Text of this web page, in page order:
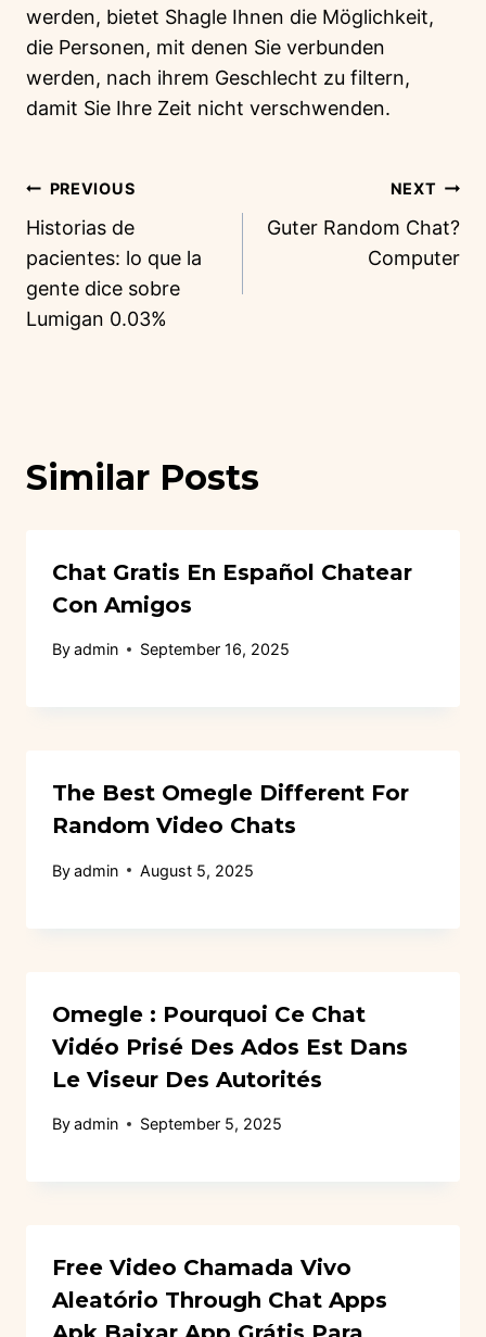
werden, bietet Shagle Ihnen die Möglichkeit,
die Personen, mit denen Sie verbunden
werden, nach ihrem Geschlecht zu filtern,
damit Sie Ihre Zeit nicht verschwenden.
PREVIOUS
Historias de
pacientes: lo que la
gente dice sobre
Lumigan 0.03%
NEXT
Guter Random Chat?
Computer
Similar Posts
Chat Gratis En Español Chatear
Con Amigos
Byadmin September 16, 2025
The Best Omegle Different For
Random Video Chats
Byadmin August 5, 2025
Omegle : Pourquoi Ce Chat
Vidéo Prisé Des Ados Est Dans
Le Viseur Des Autorités
Byadmin September 5, 2025
Free Video Chamada Vivo
Aleatório Through Chat Apps